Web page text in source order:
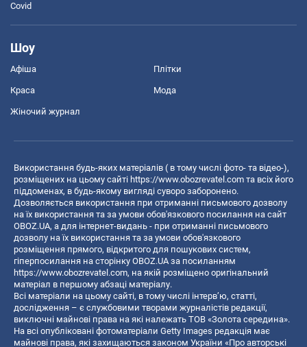
Covid
Шоу
Афіша Плітки
Краса Мода
Жіночий журнал
Використання будь-яких матеріалів ( в тому числі фото- та відео-),
розміщених на цьому сайті https://www.obozrevatel.com та всіх його
піддоменах, в будь-якому вигляді суворо заборонено.
Дозволяється використання при отриманні письмового дозволу
на їх використання та за умови обов'язкового посилання на сайт
OBOZ.UA, а для інтернет-видань - при отриманні письмового
дозволу на їх використання та за умови обов'язкового
розміщення прямого, відкритого для пошукових систем,
гіперпосилання на сторінку OBOZ.UA за посиланням
https://www.obozrevatel.com, на якій розміщено оригінальний
матеріал в першому абзаці матеріалу.
Всі матеріали на цьому сайті, в тому числі інтерв’ю, статті,
дослідження – є службовими творами журналістів редакції,
виключні майнові права на які належать ТОВ «Золота середина».
На всі опубліковані фотоматеріали Getty Images редакція має
майнові права, які захищаються законом України «Про авторські